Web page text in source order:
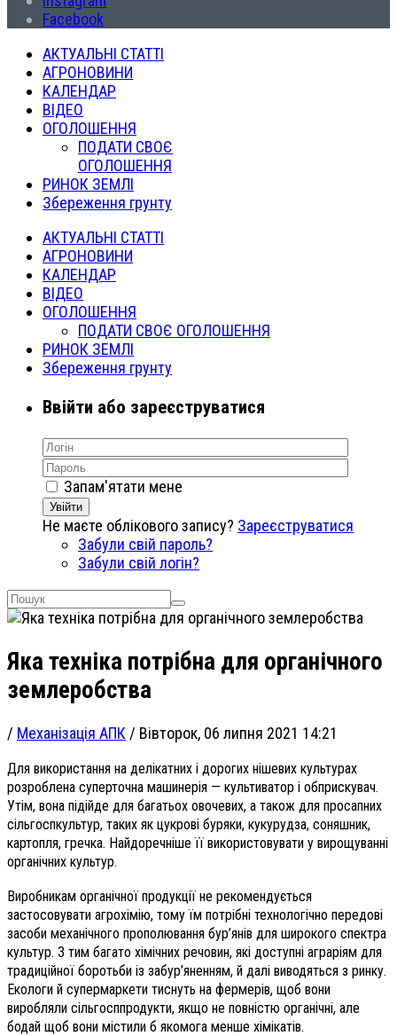
Facebook
АКТУАЛЬНІ СТАТТІ
АГРОНОВИНИ
КАЛЕНДАР
ВІДЕО
ОГОЛОШЕННЯ
ПОДАТИ СВОЄ
ОГОЛОШЕННЯ
РИНОК ЗЕМЛІ
Збереження грунту
АКТУАЛЬНІ СТАТТІ
АГРОНОВИНИ
КАЛЕНДАР
ВІДЕО
ОГОЛОШЕННЯ
ПОДАТИ СВОЄ ОГОЛОШЕННЯ
РИНОК ЗЕМЛІ
Збереження грунту
Ввійти або зареєструватися
Запам'ятати мене
Увійти
Не маєте облікового запису? Зареєструватися
Забули свій пароль?
Забули свій логін?
Яка техніка потрібна для органічного
землеробства
/ Механізація АПК / Вівторок, 06 липня 2021 14:21
Для використання на делікатних і дорогих нішевих культурах
розроблена суперточна машинерія — культиватор і обприскувач.
Утім, вона підійде для багатьох овочевих, а також для просапних
сільгоспкультур, таких як цукрові буряки, кукурудза, соняшник,
картопля, гречка. Найдоречніше її використовувати у вирощуванні
органічних культур.
Виробникам органічної продукції не рекомендується
застосовувати агрохімію, тому їм потрібні технологічно передові
засоби механічного прополювання бур’янів для широкого спектра
культур. З тим багато хімічних речовин, які доступні аграріям для
традиційної боротьби із забур’яненням, й далі виводяться з ринку.
Екологи й супермаркети тиснуть на фермерів, щоб вони
виробляли сільгосппродукти, якщо не повністю органічні, але
бодай щоб вони містили б якомога менше хімікатів.